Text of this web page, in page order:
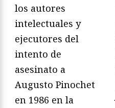
los autores
intelectuales y
ejecutores del
intento de
asesinato a
Augusto Pinochet
en 1986 en la